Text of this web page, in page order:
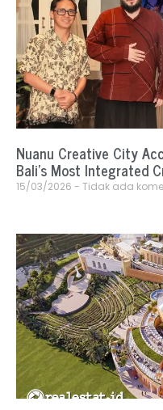
Nuanu Creative City
Bali’s Most Integrated
15/03/2026 Tidak ada